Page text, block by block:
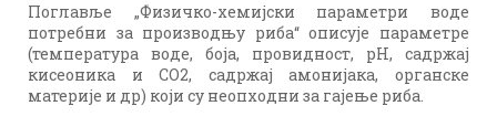
Поглавље „Физичко-хемијски параметри воде
потребни за производњу риба“ описује параметре
(температура воде, боја, провидност, pH, садржај
кисеоника и CO2, садржај амонијака, органске
материје и др) који су неопходни за гајење риба.